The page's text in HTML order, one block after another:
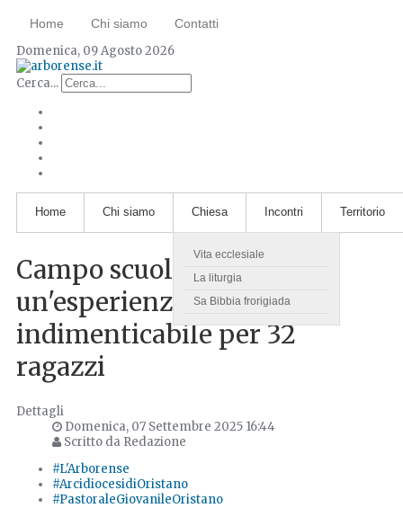
Home Chi siamo Contatti
Domenica, 09 Agosto 2026
Cerca...
Home Chi siamo Chiesa
Vita ecclesiale
La liturgia
Sa Bibbia frorigiada
Incontri Territorio
Campo scuola a Belvì:
un'esperienza
indimenticabile per 32
ragazzi
Dettagli
Domenica, 07 Settembre 2025 16:44
Scritto da Redazione
#L'Arborense
#ArcidiocesidiOristano
#PastoraleGiovanileOristano